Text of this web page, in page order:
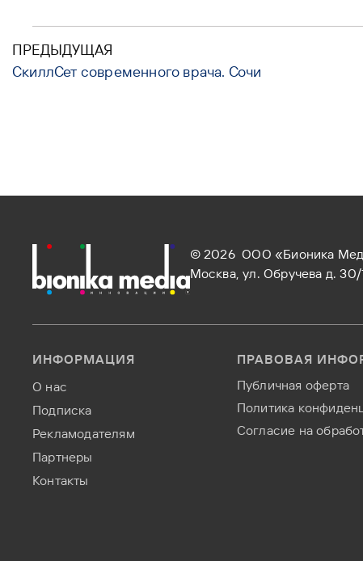
ПРЕДЫДУЩАЯ
СкиллСет современного врача. Сочи
© 2026 ООО «Бионика
Москва, ул. Обручева д.
ИНФОРМАЦИЯ
О нас
Подписка
Рекламодателям
Партнеры
Контакты
ПРАВОВАЯ
Публичная оферта
Политика
Согласие на